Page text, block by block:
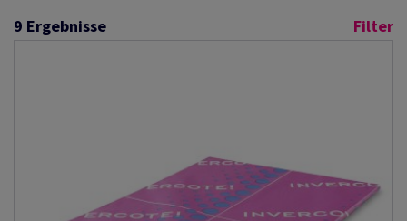
9 Ergebnisse Filter